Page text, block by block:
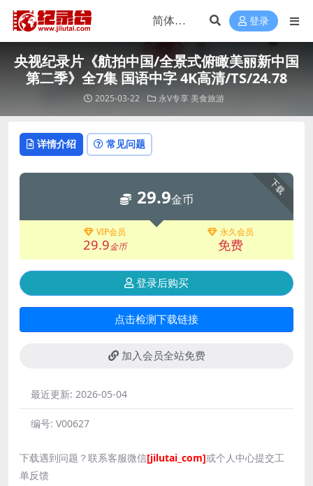
登录
央视纪录片《航拍中国/全景式俯瞰美丽新中国
第二季》全7集 国语中字 4K高清/TS/24.78
2025-03-22 永V专享 美食旅游
详情介绍 常见问题
下载
29.9金币
VIP会员
29.9金币
永久会员
免费
登录后购买
点击检测下载链接
加入会员全站免费
最近更新: 2026-05-04
编号: V00627
下载遇到问题？联系客服微信[jilutai_com]或个人中心提交工
单反馈